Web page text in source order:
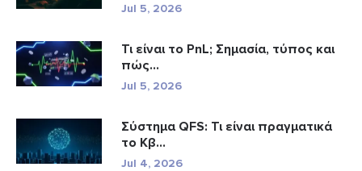
Jul 5, 2026
Τι είναι το PnL; Σημασία, τύπος και
πώς...
Jul 5, 2026
Σύστημα QFS: Τι είναι πραγματικά
το Κβ...
Jul 4, 2026